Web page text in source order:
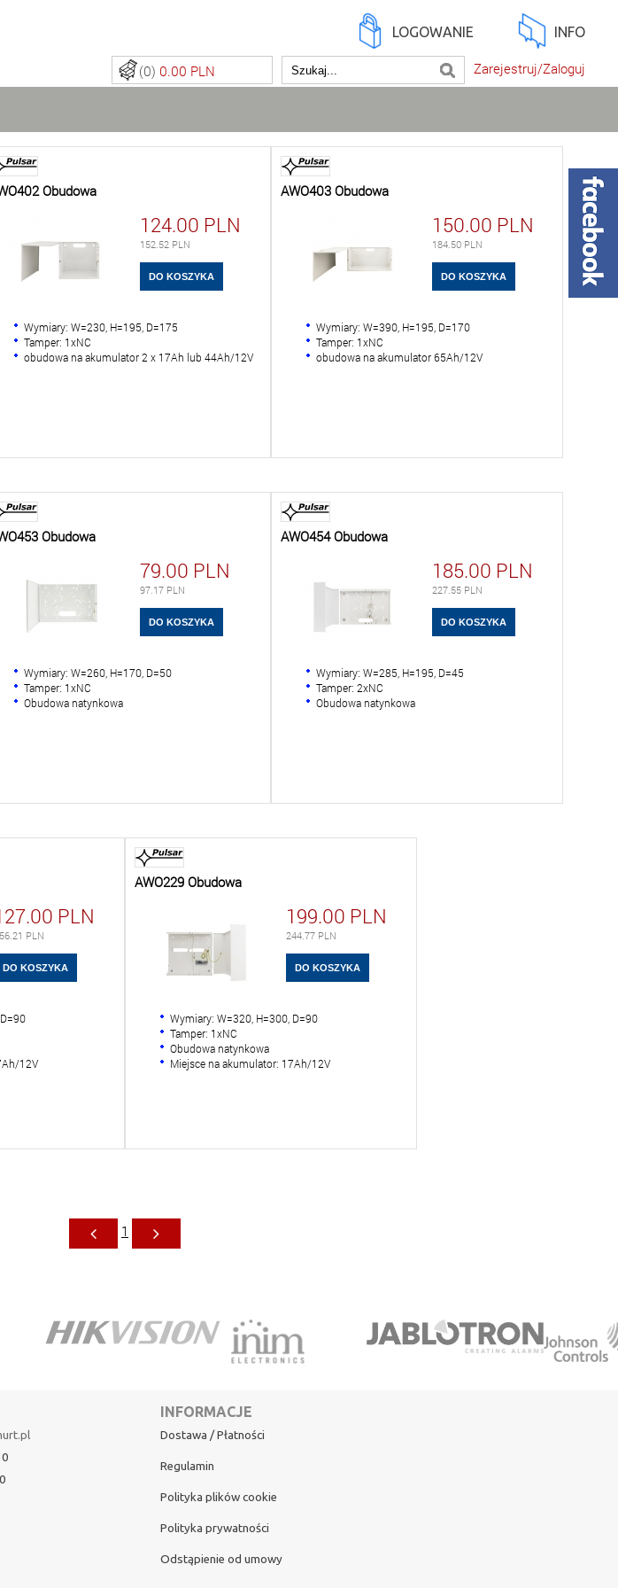
LOGOWANIE INFO
Zarejestruj/Zaloguj
(0) 0.00 PLN
Obudowa
124.00 PLN
152.52 PLN
Wymiary: W=230, H=195, D=175
Tamper: 1xNC
obudowa na akumulator 2 x 17Ah lub 44Ah/12V
AWO403 Obudowa
150.00 PLN
184.50 PLN
Wymiary: W=390, H=195, D=170
Tamper: 1xNC
obudowa na akumulator 65Ah/12V
Obudowa
79.00 PLN
97.17 PLN
Wymiary: W=260, H=170, D=50
Tamper: 1xNC
Obudowa natynkowa
AWO454 Obudowa
185.00 PLN
227.55 PLN
Wymiary: W=285, H=195, D=45
Tamper: 2xNC
Obudowa natynkowa
PLN
PLN
12V
AWO229 Obudowa
199.00 PLN
244.77 PLN
Wymiary: W=320, H=300, D=90
Tamper: 1xNC
Obudowa natynkowa
Miejsce na akumulator: 17Ah/12V
1
INFORMACJE
Dostawa / Płatności
Regulamin
Polityka plików cookie
Polityka prywatności
Odstąpienie od umowy